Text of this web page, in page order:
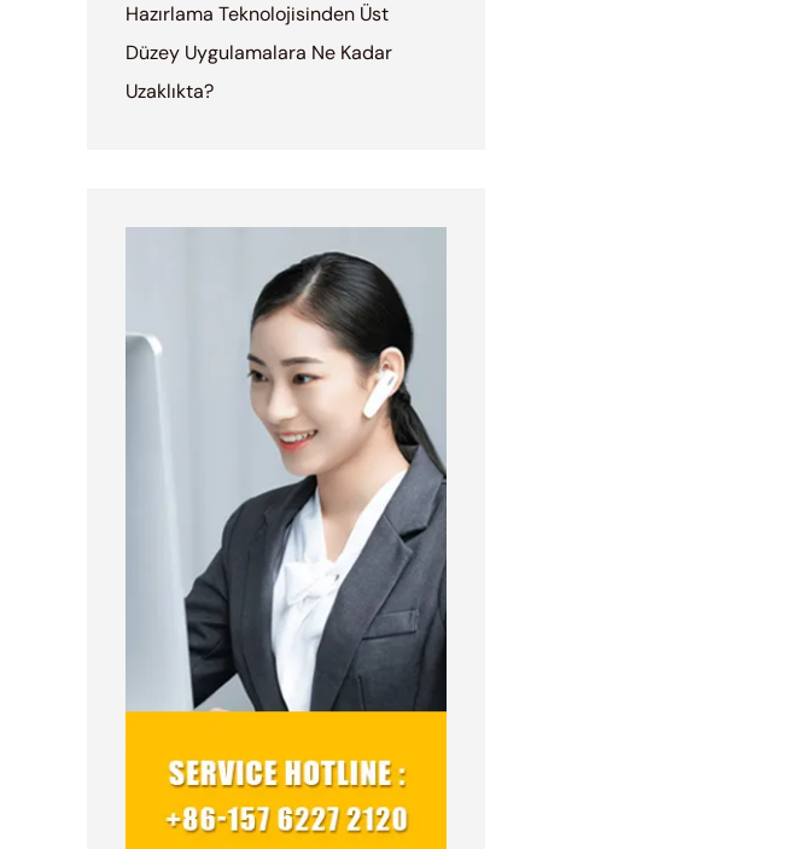
Hazırlama Teknolojisinden Üst
Düzey Uygulamalara Ne Kadar
Uzaklıkta?